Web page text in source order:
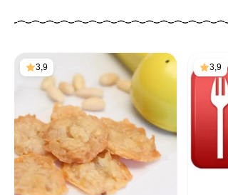
3,9 3,9